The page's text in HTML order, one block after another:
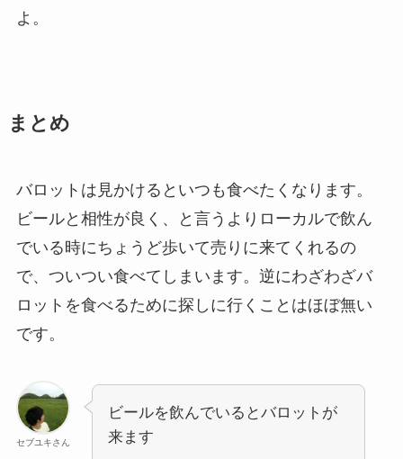
よ。
まとめ
バロットは見かけるといつも食べたくなります。
ビールと相性が良く、と言うよりローカルで飲ん
でいる時にちょうど歩いて売りに来てくれるの
で、ついつい食べてしまいます。逆にわざわざバ
ロットを食べるために探しに行くことはほぼ無い
です。
セブユキさん
ビールを飲んでいるとバロットが
来ます